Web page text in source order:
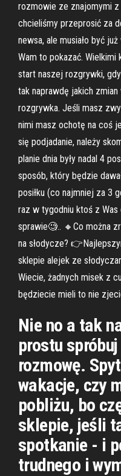
rozmowie ze znajomymi
chcieliśmy przeprosić za
newsa, ale musiało być
Wam to pokazać. Wielkimi
start naszej rozgrywki,
tak naprawdę jakich
rozgrywka. Jeśli masz
nimi masz ochotę na coś
się podjadanie, należy
planie dnia były nadal 4
sposób, który będzie
posiłku (co najmniej za 3
raz w tygodniu ktoś z
sprawie🧐.. 🔸Co można
na słodycze?
sklepie alejek ze
Wiecie, żadnych misek z
będziecie mieli to nie
Nie no a tak
prostu
rozmowę.
wakacje, czy
pobliżu, bo
sklepie, jeśli
spotkanie - i
trudnego i